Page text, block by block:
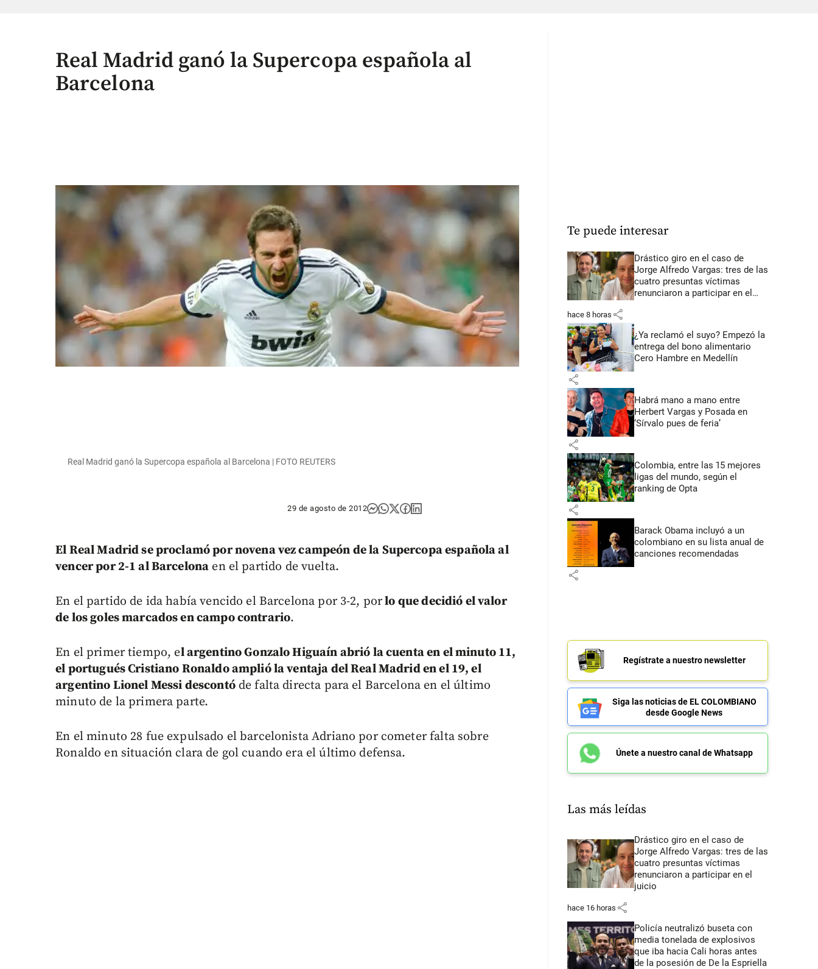
Real Madrid ganó la Supercopa española al
Barcelona
Real Madrid ganó la Supercopa española al Barcelona | FOTO REUTERS
29 de agosto de 2012
El Real Madrid se proclamó por novena vez campeón de la Supercopa española al
vencer por 2-1 al Barcelona en el partido de vuelta.
En el partido de ida había vencido el Barcelona por 3-2, porlo que decidió el valor
de los goles marcados en campo contrario.
En el primer tiempo, el argentino Gonzalo Higuaín abrió la cuenta en el minuto 11,
el portugués Cristiano Ronaldo amplió la ventaja del Real Madrid en el 19, el
argentino Lionel Messi descontóde falta directa para el Barcelona en el último
minuto de la primera parte.
En el minuto 28 fue expulsado el barcelonista Adriano por cometer falta sobre
Ronaldo en situación clara de gol cuando era el último defensa.
Te puede interesar
Drástico giro en el caso de
Jorge Alfredo Vargas: tres de las
cuatro presuntas víctimas
renunciaron a participar en el
hace 8 horas share
¿Ya reclamó el suyo? Empezó la
entrega del bono alimentario
Cero Hambre en Medellín
share
Habrá mano a mano entre
Herbert Vargas y Posada en
‘Sírvalo pues de feria’
share
Colombia, entre las 15 mejores
ligas del mundo, según el
ranking de Opta
share
Barack Obama incluyó a un
colombiano en su lista anual de
canciones recomendadas
share
Regístrate a nuestro newsletter
Siga las noticias de EL COLOMBIANO
desde Google News
Únete a nuestro canal de Whatsapp
Las más leídas
Drástico giro en el caso de
Jorge Alfredo Vargas: tres de las
cuatro presuntas víctimas
renunciaron a participar en el
juicio
hace 16 horas share
Policía neutralizó buseta con
media tonelada de explosivos
que iba hacia Cali horas antes
de la posesión de De la Espriella